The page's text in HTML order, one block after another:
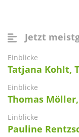
Jetzt
Einblicke
Tatjana Kohlt,
Einblicke
Thomas
Einblicke
Pauline